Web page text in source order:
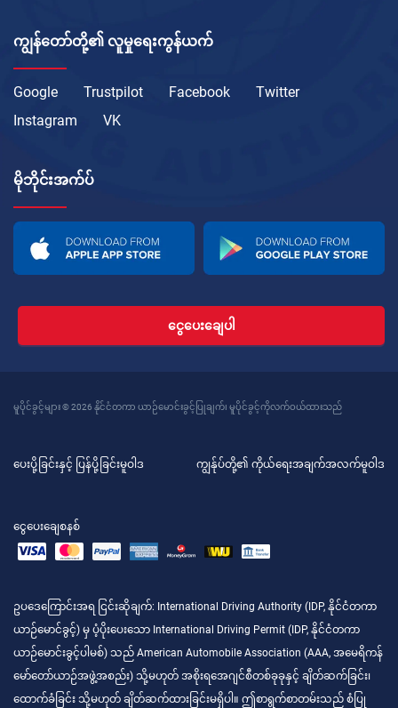
ကျွန်တော်တို့၏ လူမှုရေးကွန်ယက်
Google Trustpilot Facebook
Twitter
Instagram
VK
မိုဘိုင်းအက်ပ်
ငွေပေးချေပါ
မူပိုင်ခွင့်များ © 2026 နိုင်ငံတကာ ယာဉ်မောင်းခွင့်ပြုချက်၊ မူပိုင်ခွင့်ကိုလက်ဝယ်ထားသည်
ပေးပို့ခြင်းနှင့် ပြန်ပို့ခြင်းမူဝါဒ ကျွန်ုပ်တို့၏ ကိုယ်ရေးအချက်အလက်မူဝါဒ
ငွေပေးချေစနစ်
ဥပဒေကြောင်းအရ ငြင်းဆိုချက်: International Driving Authority (IDP, နိုင်ငံတကာ
ယာဉ်မောင်ခွင့်) မှ ပံ့ပိုးပေးသော International Driving Permit (IDP, နိုင်ငံတကာ
ယာဉ်မောင်းခွင့်ပါမစ်) သည် American Automobile Association (AAA, အမေရိကန်
မော်တော်ယာဉ်အဖွဲ့အစည်း) သို့မဟုတ် အစိုးရအေဂျင်စီတစ်ခုခုနှင့် ချိတ်ဆက်ခြင်း၊
ထောက်ခံခြင်း သို့မဟုတ် ချိတ်ဆက်ထားခြင်းမရှိပါ။ ဤစာရွက်စာတမ်းသည် စံပြု